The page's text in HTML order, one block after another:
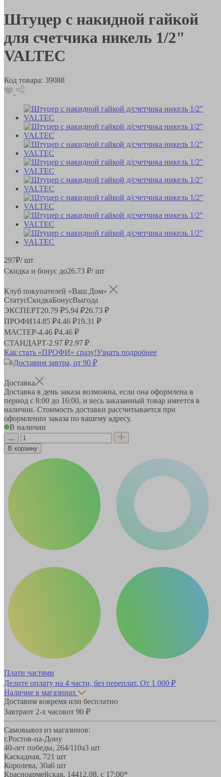
Штуцер с накидной гайкой
для счетчика никель 1/2"
VALTEC
Код товара: 39088
297₽/ шт
Скидка и бонус до26.73 ₽/ шт
Клуб покупателей «Ваш Дом»
СтатусСкидкаБонусВыгода
ЭКСПЕРТ20.79 ₽5.94 ₽26.73 ₽
ПРОФИ14.85 ₽4.46 ₽19.31 ₽
МАСТЕР-4.46 ₽4.46 ₽
СТАНДАРТ-2.97 ₽2.97 ₽
Как стать «ПРОФИ» сразу!Узнать подробнее
Доставим завтра, от 90 ₽
Доставка
Доставка в день заказа возможна, если она оформлена в
период с 8:00 до 16:00, и весь заказанный товар имеется в
наличии. Стоимость доставки рассчитывается при
оформлении заказа по вашему адресу.
В наличии
В корзину
Плати частями
Делите оплату на 4 части, без переплат. От 1 000 ₽
Наличие в магазинах
Доставим вовремя или бесплатно
Завтраот 2-х часовот 90 ₽
Самовывоз из магазинов:
г.Ростов-на-Дону
40-лет победы, 264/110а3 шт
Каскадная, 721 шт
Королева, 30а6 шт
Красноармейская, 14412.08, с 17:00*